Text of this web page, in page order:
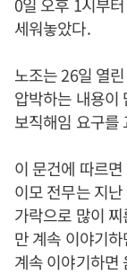
세워놓았다.
노조는 26일 열
압박하는 내용이
보직해임 요구를
이 문건에 따르
이모 전무는 지
가락으로 많이
만 계속 이야기
계속 이야기하면